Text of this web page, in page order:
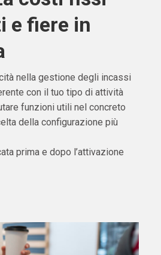
e fiere in
nella gestione degli incassi
con il tuo tipo di attività
funzioni utili nel concreto
della configurazione più
prima e dopo l’attivazione